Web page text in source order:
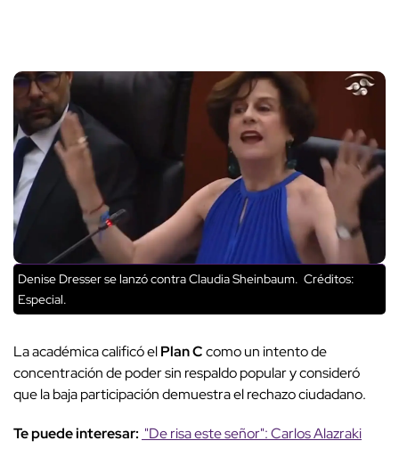
Denise Dresser se lanzó contra Claudia Sheinbaum. Créditos:
Especial.
La académica calificó elPlan Ccomo un intento de
concentración de poder sin respaldo popular y consideró
que la baja participación demuestra el rechazo ciudadano.
Te puede interesar: "De risa este señor": Carlos Alazraki